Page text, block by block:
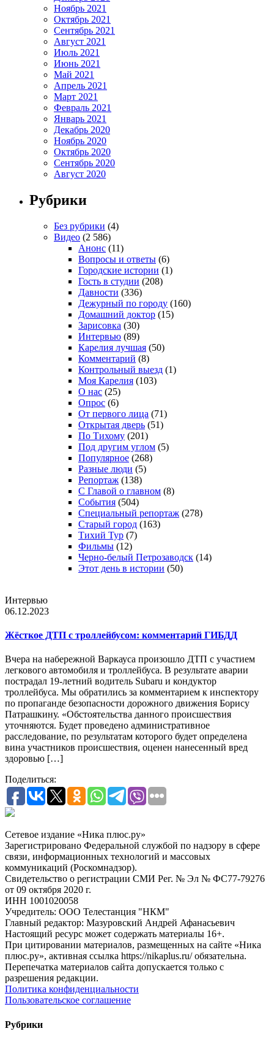
Ноябрь 2021
Октябрь 2021
Сентябрь 2021
Август 2021
Июль 2021
Июнь 2021
Май 2021
Апрель 2021
Март 2021
Февраль 2021
Январь 2021
Декабрь 2020
Ноябрь 2020
Октябрь 2020
Сентябрь 2020
Август 2020
Рубрики
Без рубрики (4)
Видео (2 586)
Анонс (11)
Вопросы и ответы (6)
Городские истории (1)
Гость в студии (208)
Давности (336)
Дежурный по городу (160)
Домашний доктор (15)
Зарисовка (30)
Интервью (89)
Карелия лучшая (50)
Комментарий (8)
Контрольный выезд (1)
Моя Карелия (103)
О нас (25)
Опрос (6)
От первого лица (71)
Открытая дверь (51)
По Тихому (201)
Под другим углом (5)
Популярное (268)
Разные люди (5)
Репортаж (138)
С Главой о главном (8)
События (504)
Специальный репортаж (278)
Старый город (163)
Тихий Тур (7)
Фильмы (12)
Черно-белый Петрозаводск (14)
Этот день в истории (50)
Интервью
06.12.2023
Жёсткое ДТП с троллейбусом: комментарий ГИБДД
Вчера на набережной Варкауса произошло ДТП с участием
легкового автомобиля и троллейбуса. В результате аварии
пострадал 19-летний водитель Subaru и кондуктор
троллейбуса. Мы обратились за комментарием к инспектору
по пропаганде безопасности дорожного движения Борису
Патрашкину. «Обстоятельства данного происшествия
уточняются. Будет проведено административное
расследование, по результатам которого будет определена
вина участников происшествия, оценен нанесенный вред
здоровью […]
Поделиться:
Сетевое издание «Ника плюс.ру»
Зарегистрировано Федеральной службой по надзору в сфере
связи, информационных технологий и массовых
коммуникаций (Роскомнадзор).
Свидетельство о регистрации СМИ Рег. № Эл № ФС77-79276
от 09 октября 2020 г.
ИНН 1001020058
Учредитель: ООО Телестанция "НКМ"
Главный редактор: Мазуровский Андрей Афанасьевич
Настоящий ресурс может содержать материалы 16+.
При цитировании материалов, размещенных на сайте «Ника
плюс.ру», активная ссылка https://nikaplus.ru/ обязательна.
Перепечатка материалов сайта допускается только с
разрешения редакции.
Политика конфиденциальности
Пользовательское соглашение
Рубрики